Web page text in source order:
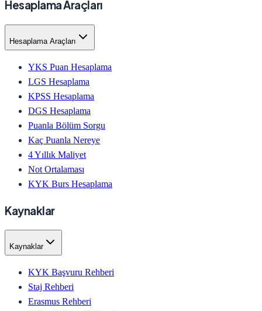
Hesaplama Araçları
Hesaplama Araçları
YKS Puan Hesaplama
LGS Hesaplama
KPSS Hesaplama
DGS Hesaplama
Puanla Bölüm Sorgu
Kaç Puanla Nereye
4 Yıllık Maliyet
Not Ortalaması
KYK Burs Hesaplama
Kaynaklar
Kaynaklar
KYK Başvuru Rehberi
Staj Rehberi
Erasmus Rehberi